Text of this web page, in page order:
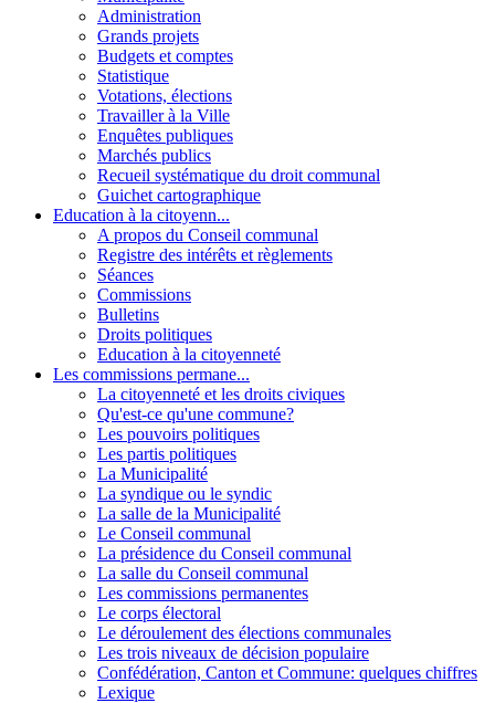
Administration
Grands projets
Budgets et comptes
Statistique
Votations, élections
Travailler à la Ville
Enquêtes publiques
Marchés publics
Recueil systématique du droit communal
Guichet cartographique
Education à la citoyenn...
A propos du Conseil communal
Registre des intérêts et règlements
Séances
Commissions
Bulletins
Droits politiques
Education à la citoyenneté
Les commissions permane...
La citoyenneté et les droits civiques
Qu'est-ce qu'une commune?
Les pouvoirs politiques
Les partis politiques
La Municipalité
La syndique ou le syndic
La salle de la Municipalité
Le Conseil communal
La présidence du Conseil communal
La salle du Conseil communal
Les commissions permanentes
Le corps électoral
Le déroulement des élections communales
Les trois niveaux de décision populaire
Confédération, Canton et Commune: quelques chiffres
Lexique